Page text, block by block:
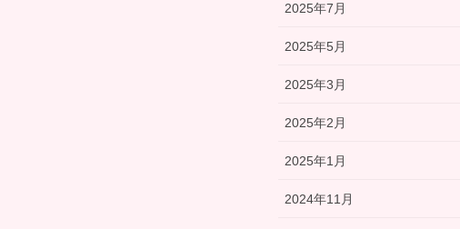
2025年7月
2025年5月
2025年3月
2025年2月
2025年1月
2024年11月